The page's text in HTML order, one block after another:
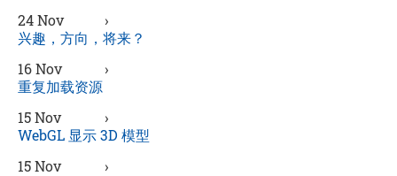
24 Nov
›
兴趣，方向，将来？
16 Nov
›
重复加载资源
15 Nov
›
WebGL 显示 3D 模型
15 Nov
›